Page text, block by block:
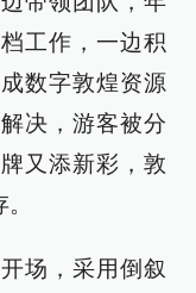
工作，一边积
数字敦煌资源
决，游客被分
又添新彩，敦
场，采用倒叙